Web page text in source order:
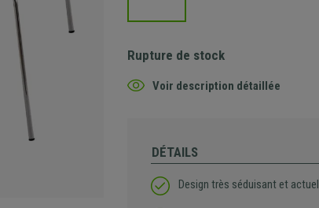
Rupture de stock
Voir description détaillée
DÉTAILS
Design très séduisant et actuel